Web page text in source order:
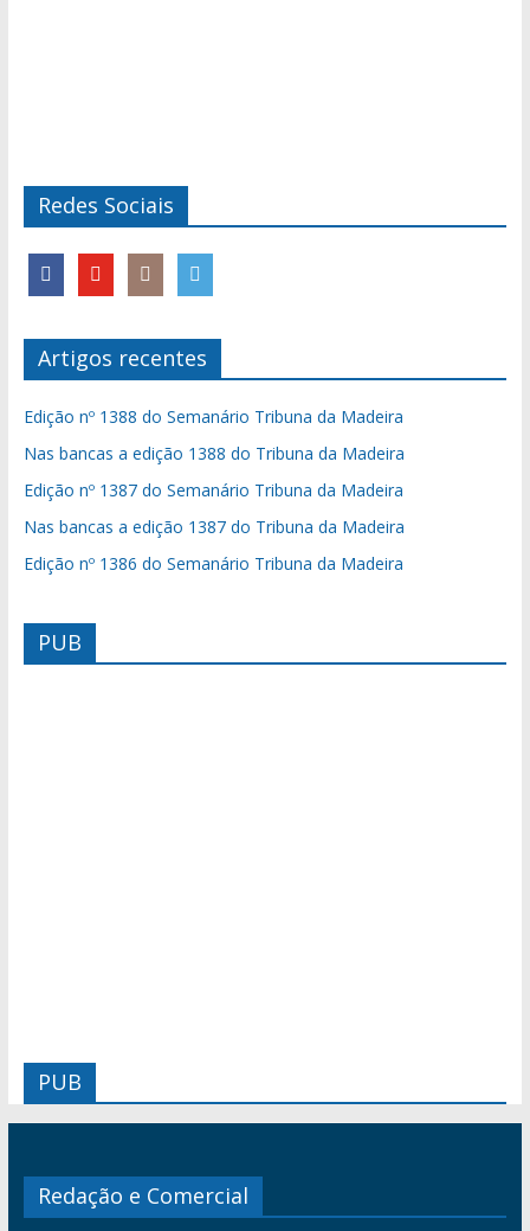
Redes Sociais
Artigos recentes
Edição nº 1388 do Semanário Tribuna da Madeira
Nas bancas a edição 1388 do Tribuna da Madeira
Edição nº 1387 do Semanário Tribuna da Madeira
Nas bancas a edição 1387 do Tribuna da Madeira
Edição nº 1386 do Semanário Tribuna da Madeira
PUB
PUB
Redação e Comercial